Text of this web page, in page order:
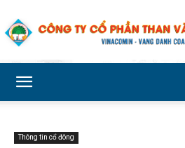
Công
Thông tin cổ đông